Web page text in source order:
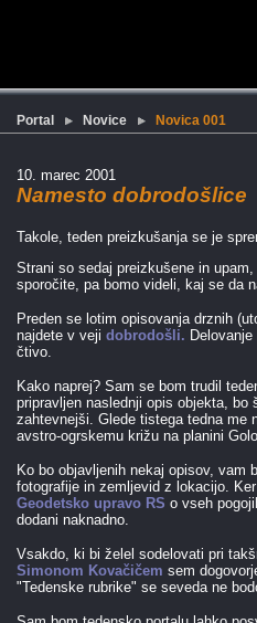
Portal Novice Novica 001
10. marec 2001
Namesto dobrodošlice
Takole, teden preizkušanja se je
Strani so sedaj preizkušene in
sporočite, pa bomo videli, kaj se da
Preden se lotim opisovanja drznih
najdete v veji dobrodošli.
čtivo.
Kako naprej? Sam se bom trudil
pripravljen naslednji opis objekta,
zahtevnejši. Glede tistega tedna me
avstro-ogrskemu križu na planini
Ko bo objavljenih nekaj opisov, vam
fotografije in zemljevid z lokacijo.
Geodetsko upravo RS o vseh
dodani naknadno.
Vsakdo, ki bi želel sodelovati pri
Simonom Kovačičem sem
"Tedenske rubrike" se seveda ne